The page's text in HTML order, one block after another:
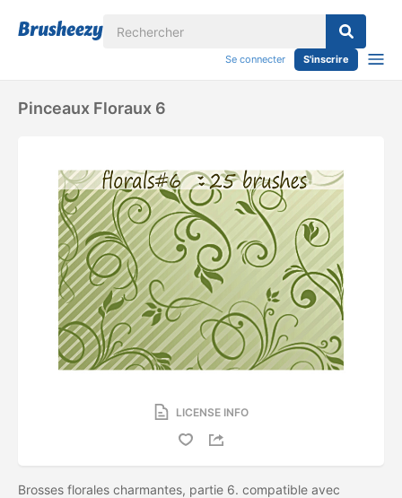
Se connecter S'inscrire
Pinceaux Floraux 6
LICENSE INFO
Brosses florales charmantes, partie 6. compatible avec